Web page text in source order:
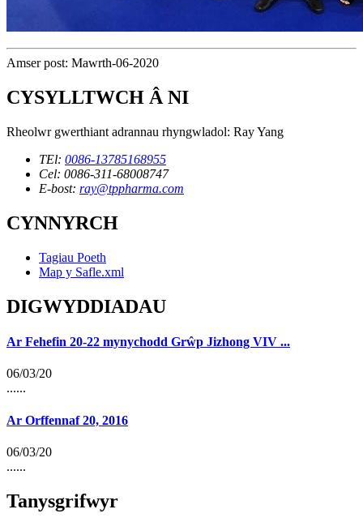
Amser post: Mawrth-06-2020
CYSYLLTWCH Â NI
Rheolwr gwerthiant adrannau rhyngwladol: Ray Yang
TEl: 0086-13785168955
Cel: 0086-311-68008747
E-bost: ray@tppharma.com
CYNNYRCH
Tagiau Poeth
Map y Safle.xml
DIGWYDDIADAU
Ar Fehefin 20-22 mynychodd Grŵp Jizhong VIV ...
06/03/20
......
Ar Orffennaf 20, 2016
06/03/20
......
Tanysgrifwyr